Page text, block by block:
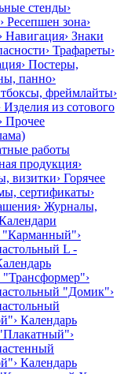
стенды›
› Ресепшен зона›
› Навигация› Знаки
› Трафареты›
› Постеры,
панно›
фреймлайты›
Изделия из сотового
› Прочее
работы
продукция›
визитки› Горячее
сертификаты›
› Журналы,
"Карманный"›
L -
"Трансформер"›
"Домик"›
› Календарь
›
› Календарь